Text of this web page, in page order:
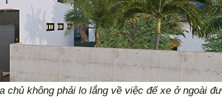
không phải lo lắng về việc để xe ở ngoài